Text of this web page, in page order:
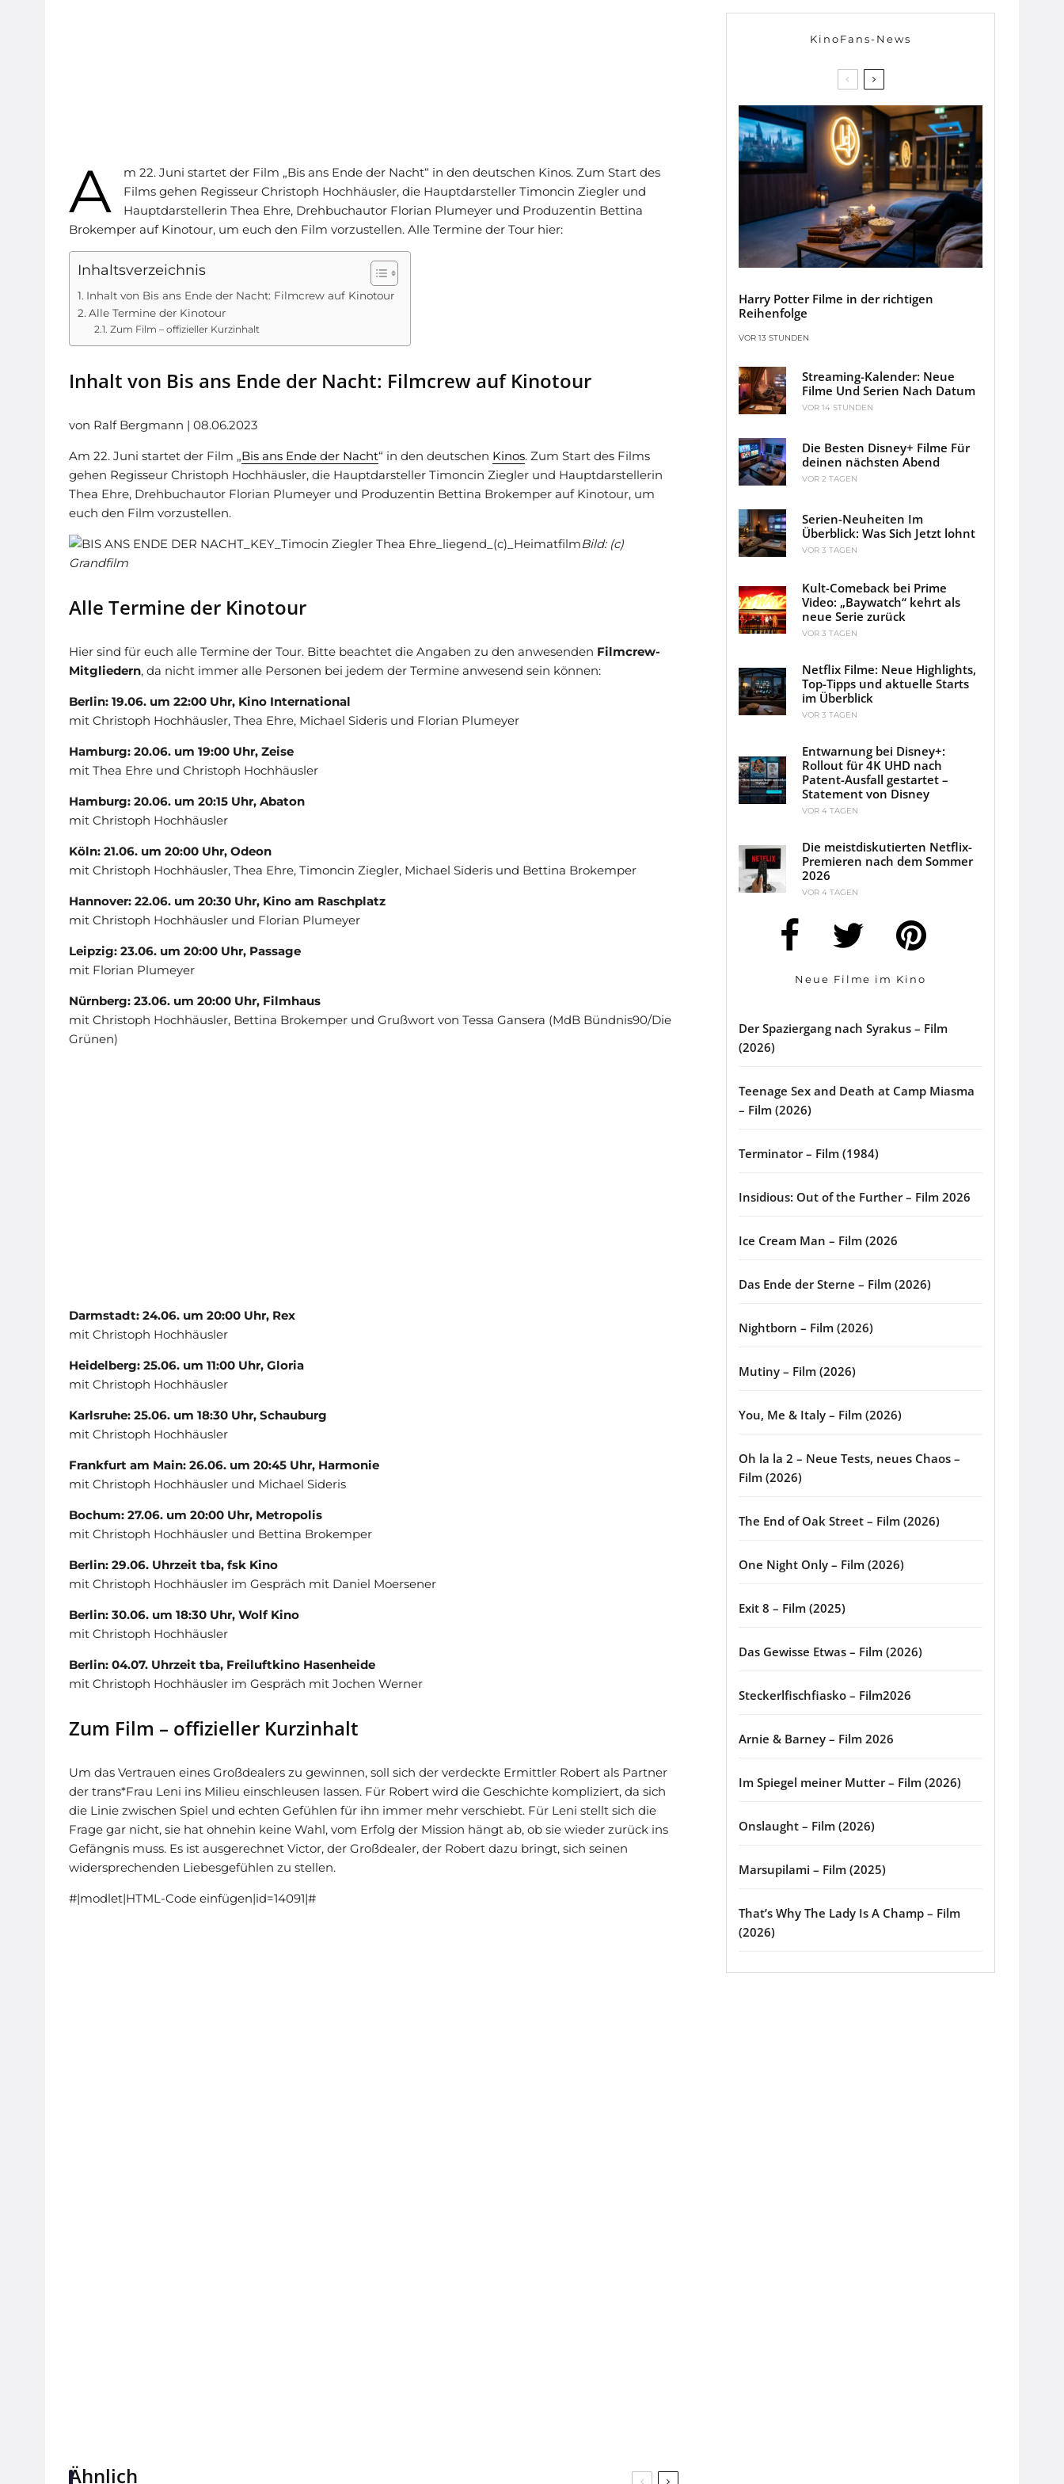
A
m 22. Juni startet der Film „Bis ans Ende der Nacht“ in den deutschen Kinos. Zum Start des
Films gehen Regisseur Christoph Hochhäusler, die Hauptdarsteller Timoncin Ziegler und
Hauptdarstellerin Thea Ehre, Drehbuchautor Florian Plumeyer und Produzentin Bettina
Brokemper auf Kinotour, um euch den Film vorzustellen. Alle Termine der Tour hier:
Inhaltsverzeichnis
Inhalt von Bis ans Ende der Nacht: Filmcrew auf Kinotour
Alle Termine der Kinotour
Zum Film – offizieller Kurzinhalt
Inhalt von Bis ans Ende der Nacht: Filmcrew auf Kinotour
von Ralf Bergmann | 08.06.2023
Am 22. Juni startet der Film „Bis ans Ende der Nacht“ in den deutschen Kinos. Zum Start des Films
gehen Regisseur Christoph Hochhäusler, die Hauptdarsteller Timoncin Ziegler und Hauptdarstellerin
Thea Ehre, Drehbuchautor Florian Plumeyer und Produzentin Bettina Brokemper auf Kinotour, um
euch den Film vorzustellen.
Bild: (c)
Grandfilm
Alle Termine der Kinotour
Hier sind für euch alle Termine der Tour. Bitte beachtet die Angaben zu den anwesenden Filmcrew-
Mitgliedern, da nicht immer alle Personen bei jedem der Termine anwesend sein können:
Berlin: 19.06. um 22:00 Uhr, Kino International
mit Christoph Hochhäusler, Thea Ehre, Michael Sideris und Florian Plumeyer
Hamburg: 20.06. um 19:00 Uhr, Zeise
mit Thea Ehre und Christoph Hochhäusler
Hamburg: 20.06. um 20:15 Uhr, Abaton
mit Christoph Hochhäusler
Köln: 21.06. um 20:00 Uhr, Odeon
mit Christoph Hochhäusler, Thea Ehre, Timoncin Ziegler, Michael Sideris und Bettina Brokemper
Hannover: 22.06. um 20:30 Uhr, Kino am Raschplatz
mit Christoph Hochhäusler und Florian Plumeyer
Leipzig: 23.06. um 20:00 Uhr, Passage
mit Florian Plumeyer
Nürnberg: 23.06. um 20:00 Uhr, Filmhaus
mit Christoph Hochhäusler, Bettina Brokemper und Grußwort von Tessa Gansera (MdB Bündnis90/Die
Grünen)
Darmstadt: 24.06. um 20:00 Uhr, Rex
mit Christoph Hochhäusler
Heidelberg: 25.06. um 11:00 Uhr, Gloria
mit Christoph Hochhäusler
Karlsruhe: 25.06. um 18:30 Uhr, Schauburg
mit Christoph Hochhäusler
Frankfurt am Main: 26.06. um 20:45 Uhr, Harmonie
mit Christoph Hochhäusler und Michael Sideris
Bochum: 27.06. um 20:00 Uhr, Metropolis
mit Christoph Hochhäusler und Bettina Brokemper
Berlin: 29.06. Uhrzeit tba, fsk Kino
mit Christoph Hochhäusler im Gespräch mit Daniel Moersener
Berlin: 30.06. um 18:30 Uhr, Wolf Kino
mit Christoph Hochhäusler
Berlin: 04.07. Uhrzeit tba, Freiluftkino Hasenheide
mit Christoph Hochhäusler im Gespräch mit Jochen Werner
Zum Film – offizieller Kurzinhalt
Um das Vertrauen eines Großdealers zu gewinnen, soll sich der verdeckte Ermittler Robert als Partner
der trans*Frau Leni ins Milieu einschleusen lassen. Für Robert wird die Geschichte kompliziert, da sich
die Linie zwischen Spiel und echten Gefühlen für ihn immer mehr verschiebt. Für Leni stellt sich die
Frage gar nicht, sie hat ohnehin keine Wahl, vom Erfolg der Mission hängt ab, ob sie wieder zurück ins
Gefängnis muss. Es ist ausgerechnet Victor, der Großdealer, der Robert dazu bringt, sich seinen
widersprechenden Liebesgefühlen zu stellen.
#|modlet|HTML-Code einfügen|id=14091|#
Ähnlich
KinoFans-News
Harry Potter Filme in der richtigen
Reihenfolge
VOR 13 STUNDEN
Streaming-Kalender: Neue
Filme Und Serien Nach Datum
VOR 14 STUNDEN
Die Besten Disney+ Filme Für
deinen nächsten Abend
VOR 2 TAGEN
Serien-Neuheiten Im
Überblick: Was Sich Jetzt lohnt
VOR 3 TAGEN
Kult-Comeback bei Prime
Video: „Baywatch“ kehrt als
neue Serie zurück
VOR 3 TAGEN
Netflix Filme: Neue Highlights,
Top-Tipps und aktuelle Starts
im Überblick
VOR 3 TAGEN
Entwarnung bei Disney+:
Rollout für 4K UHD nach
Patent-Ausfall gestartet –
Statement von Disney
VOR 4 TAGEN
Die meistdiskutierten Netflix-
Premieren nach dem Sommer
2026
VOR 4 TAGEN
Neue Filme im Kino
Der Spaziergang nach Syrakus – Film
(2026)
Teenage Sex and Death at Camp Miasma
– Film (2026)
Terminator – Film (1984)
Insidious: Out of the Further – Film 2026
Ice Cream Man – Film (2026
Das Ende der Sterne – Film (2026)
Nightborn – Film (2026)
Mutiny – Film (2026)
You, Me & Italy – Film (2026)
Oh la la 2 – Neue Tests, neues Chaos –
Film (2026)
The End of Oak Street – Film (2026)
One Night Only – Film (2026)
Exit 8 – Film (2025)
Das Gewisse Etwas – Film (2026)
Steckerlfischfiasko – Film2026
Arnie & Barney – Film 2026
Im Spiegel meiner Mutter – Film (2026)
Onslaught – Film (2026)
Marsupilami – Film (2025)
That’s Why The Lady Is A Champ – Film
(2026)